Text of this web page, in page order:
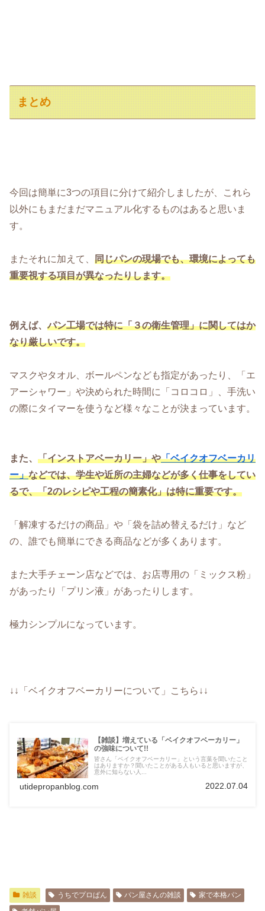
まとめ
今回は簡単に3つの項目に分けて紹介しましたが、これら
以外にもまだまだマニュアル化するものはあると思いま
す。
またそれに加えて、 同じパンの現場でも、環境によっても
重要視する項目が異なったりします。
例えば、 パン工場では特に「３の衛生管理」に関してはか
なり厳しいです。
マスクやタオル、ボールペンなども指定があったり、「エ
アーシャワー」や決められた時間に「コロコロ」、手洗い
の際にタイマーを使うなど様々なことが決まっています。
また、 「インストアベーカリー」や「ベイクオフベーカリ
ー」などでは、学生や近所の主婦などが多く仕事をしてい
るで、「2のレシピや工程の簡素化」は特に重要です。
「解凍するだけの商品」や「袋を詰め替えるだけ」など
の、誰でも簡単にできる商品などが多くあります。
また大手チェーン店などでは、お店専用の「ミックス粉」
があったり「プリン液」があったりします。
極力シンプルになっています。
↓↓「ベイクオフベーカリーについて」こちら↓↓
【雑談】増えている「ベイクオフベーカリー」
の強味について!!
皆さん「ベイクオフベーカリー」という言葉を聞いたこと
はありますか？聞いたことがある人もいると思いますが、
意外に知らない人...
utidepropanblog.com 2022.07.04
雑談 うちでプロぱん パン屋さんの雑談
家で本格パン